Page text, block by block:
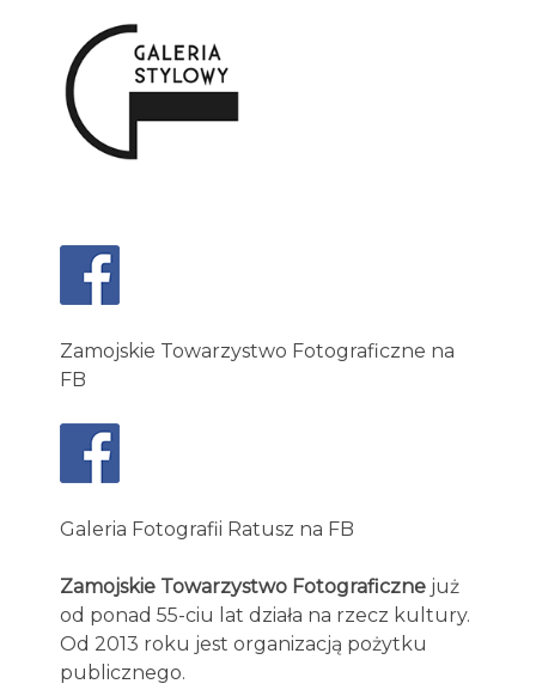
Zamojskie Towarzystwo Fotograficzne na
FB
Galeria Fotografii Ratusz na FB
Zamojskie Towarzystwo Fotograficzne już
od ponad 55-ciu lat działa na rzecz kultury.
Od 2013 roku jest organizacją pożytku
publicznego.